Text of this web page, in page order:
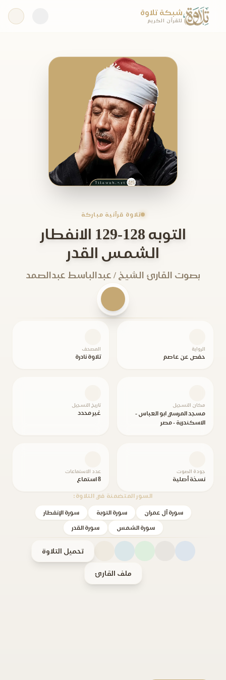
شبكة تلاوة
للقرآن الكريم
تلاوة قرآنية مباركة
التوبه 128-129 الانفطار
الشمس القدر
بصوت القارئ الشيخ / عبدالباسط عبدالصمد
الرواية
حفص عن عاصم
المصحف
تلاوة نادرة
مكان التسجيل
مسجد المرسي ابو العباس -
الاسكندرية - مصر
تاريخ التسجيل
غير محدد
جودة الصوت
نسخة أصلية
عدد الاستماعات
8 استماع
السور المتضمنة في التلاوة:
سورة آل عمران سورة التوبة سورة الإنفطار
سورة الشمس سورة القدر
تحميل التلاوة
ملف القارئ